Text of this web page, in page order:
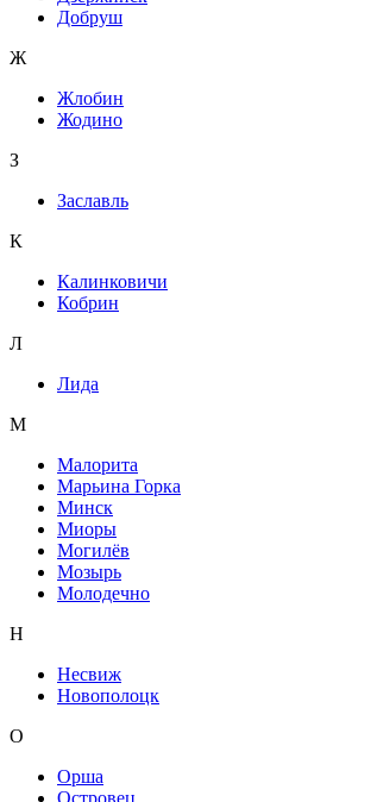
Добруш
Ж
Жлобин
Жодино
З
Заславль
К
Калинковичи
Кобрин
Л
Лида
М
Малорита
Марьина Горка
Минск
Миоры
Могилёв
Мозырь
Молодечно
Н
Несвиж
Новополоцк
О
Орша
Островец